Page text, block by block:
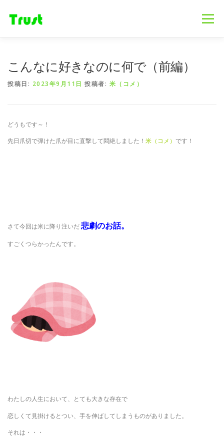
メニュー
こんなに好きなのに何で（前編）
投稿日: 2023年9月11日 投稿者: 米（コメ）
どうもです～！
先日爪切で弾けた爪が目に直撃して悶絶しました！ 米（コメ） です！
さて今回は米に降り注いだ悲劇のお話。
すごくつらかったんです。
わたしの人生において、とても大きな存在で
恋しくて見掛けるとつい、手を伸ばしてしまうものがありました。
それは・・・